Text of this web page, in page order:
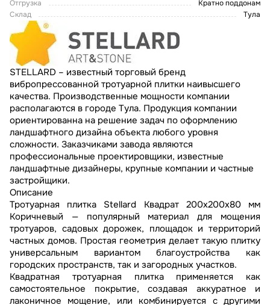
Отгрузка
Кратно поддонам
Склад
Тула
STELLARD – известный торговый бренд
вибропрессованной тротуарной плитки наивысшего
качества. Производственные мощности компании
располагаются в городе Тула. Продукция компании
ориентированна на решение задач по оформлению
ландшафтного дизайна объекта любого уровня
сложности. Заказчиками завода являются
профессиональные проектировщики, известные
ландшафтные дизайнеры, крупные компании и частные
застройщики.
Описание
Тротуарная плитка Stellard Квадрат 200x200x80 мм
Коричневый — популярный материал для мощения
тротуаров, садовых дорожек, площадок и территорий
частных домов. Простая геометрия делает такую плитку
универсальным вариантом благоустройства как
городских пространств, так и загородных участков.
Квадратная тротуарная плитка применяется как
самостоятельное покрытие, создавая аккуратное и
лаконичное мощение, или комбинируется с другими